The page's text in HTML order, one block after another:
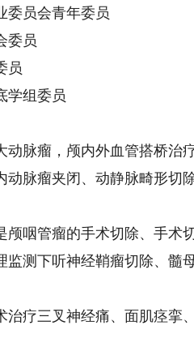
员会青年委员
委员
员
组委员
脉瘤，颅内外血管搭桥治
脉瘤夹闭、动静脉畸形切
管瘤的手术切除、手术切
测下听神经鞘瘤切除、髓
疗三叉神经痛、面肌痉挛